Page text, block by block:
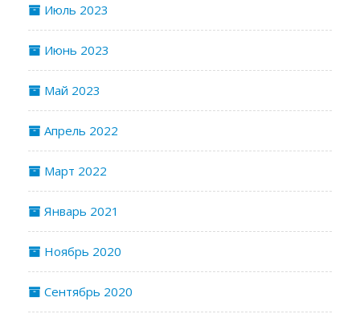
Июль 2023
Июнь 2023
Май 2023
Апрель 2022
Март 2022
Январь 2021
Ноябрь 2020
Сентябрь 2020